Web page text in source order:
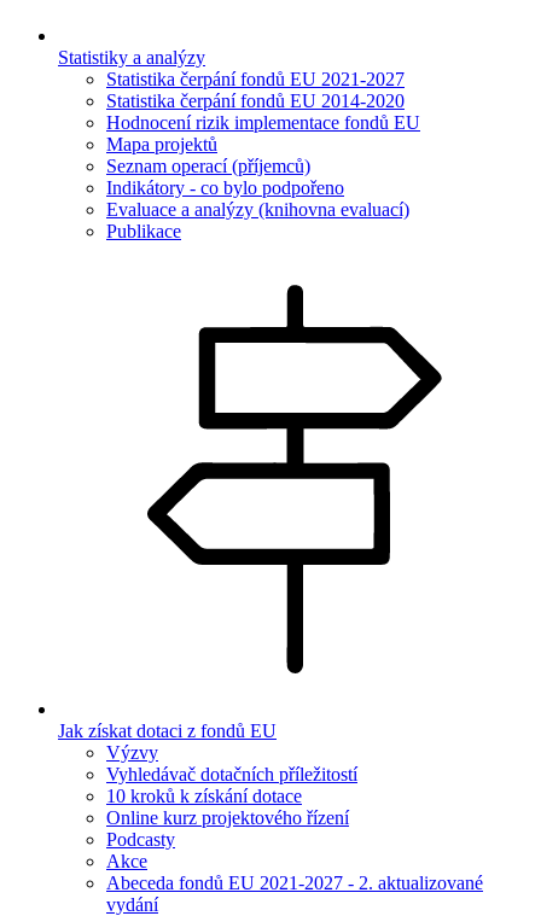
Statistiky a analýzy
Statistika čerpání fondů EU 2021-2027
Statistika čerpání fondů EU 2014-2020
Hodnocení rizik implementace fondů EU
Mapa projektů
Seznam operací (příjemců)
Indikátory - co bylo podpořeno
Evaluace a analýzy (knihovna evaluací)
Publikace
Jak získat dotaci z fondů EU
Výzvy
Vyhledávač dotačních příležitostí
10 kroků k získání dotace
Online kurz projektového řízení
Podcasty
Akce
Abeceda fondů EU 2021-2027 - 2. aktualizované
vydání